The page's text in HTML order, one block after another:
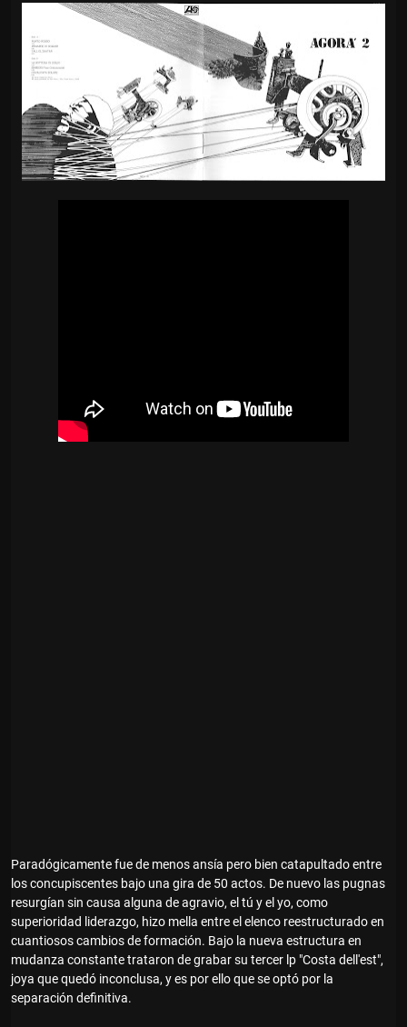
Paradógicamente fue de menos ansía pero bien catapultado entre
los concupiscentes bajo una gira de 50 actos. De nuevo las pugnas
resurgían sin causa alguna de agravio, el tú y el yo, como
superioridad liderazgo, hizo mella entre el elenco reestructurado en
cuantiosos cambios de formación. Bajo la nueva estructura en
mudanza constante trataron de grabar su tercer lp "Costa dell'est",
joya que quedó inconclusa, y es por ello que se optó por la
separación definitiva.